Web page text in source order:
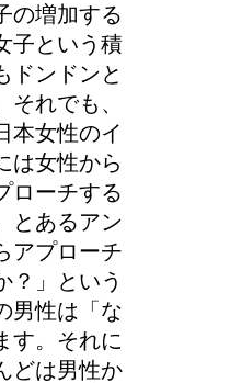
の増加する
子という積
ドンドンと
れでも、
本女性のイ
は女性から
ローチする
とあるアン
アプローチ
？」という
男性は「な
す。それに
どは男性か